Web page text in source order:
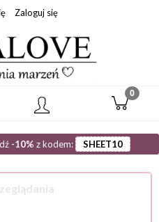
Zaloguj się
-10% z kodem: SHEET10